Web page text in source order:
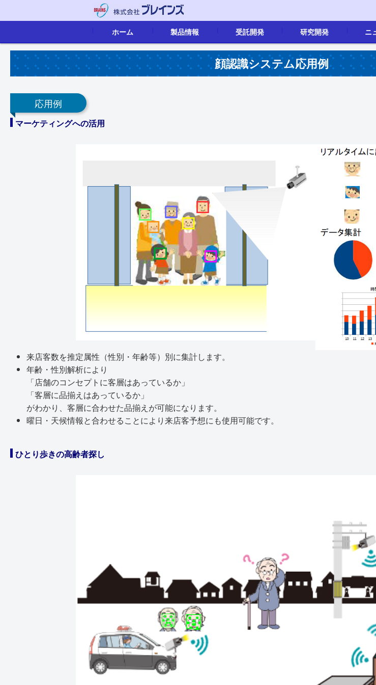
ホーム 製品情報
映像音声配信
画像認識
IoTソリューション
組込ボード
カタログ
受託開発
画像処理
研究開発
製品開発
画像処理
その他
ニ
新着
顔認識システム応用例
応用例
マーケティングへの活用
来店客数を推定属性（性別・年齢等）別に集計します。
年齢・性別解析により
「店舗のコンセプトに客層はあっているか」
「客層に品揃えはあっているか」
がわかり、客層に合わせた品揃えが可能になります。
曜日・天候情報と合わせることにより来店客予想にも使用可能です。
ひとり歩きの高齢者探し